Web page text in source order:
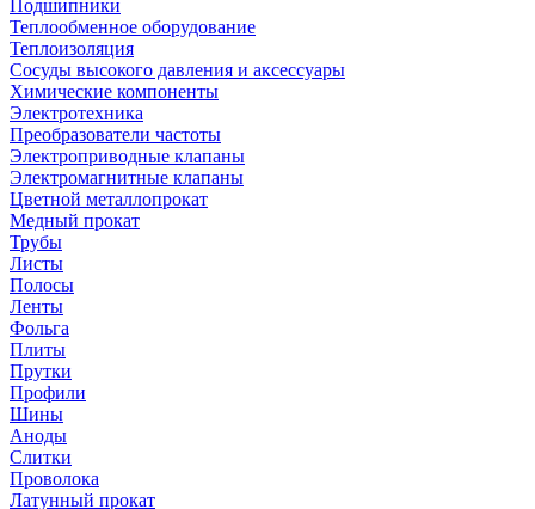
Подшипники
Теплообменное оборудование
Теплоизоляция
Сосуды высокого давления и аксессуары
Химические компоненты
Электротехника
Преобразователи частоты
Электроприводные клапаны
Электромагнитные клапаны
Цветной металлопрокат
Медный прокат
Трубы
Листы
Полосы
Ленты
Фольга
Плиты
Прутки
Профили
Шины
Аноды
Слитки
Проволока
Латунный прокат